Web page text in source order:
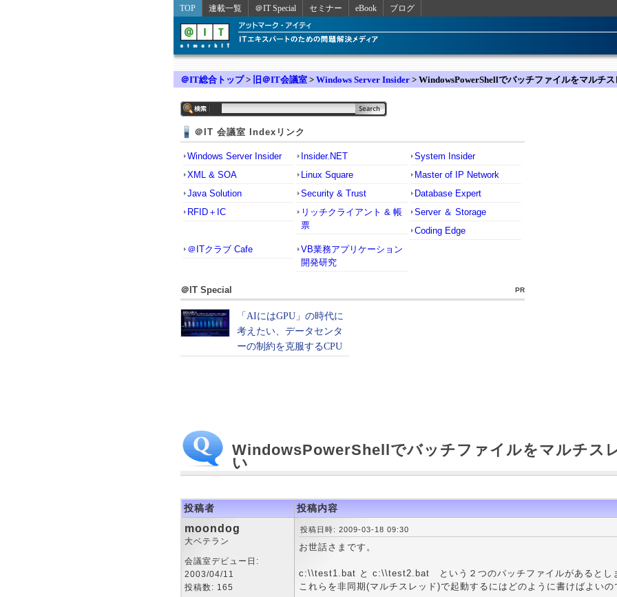
TOP 連載一覧 ＠IT Special セミナー eBook ブログ
＠IT総合トップ> 旧＠IT会議室 > Windows Server Insider > WindowsPowerShellでバッチファイルをマルチ
＠IT 会議室 Indexリンク
Windows Server Insider Insider.NET
System Insider
XML & SOA
Linux Square
Master of IP Network
Java Solution
Security & Trust
Database Expert
RFID＋IC
リッチクライアント & 帳
票
Server ＆ Storage
Coding Edge
＠ITクラブ Cafe
VB業務アプリケーション
開発研究
＠IT Special PR
WindowsPowerShellでバッチファイルをマルチス
い
投稿者 投稿内容
moondog
大ベテラン
会議室デビュー日:
2003/04/11
投稿数: 165
投稿日時: 2009-03-18 09:30
お世話さまです。
c:\\test1.bat と c:\\test2.bat という２つのバッチファイルがあるとし
これらを非同期(マルチスレッド)で起動するにはどのように書けばよいの